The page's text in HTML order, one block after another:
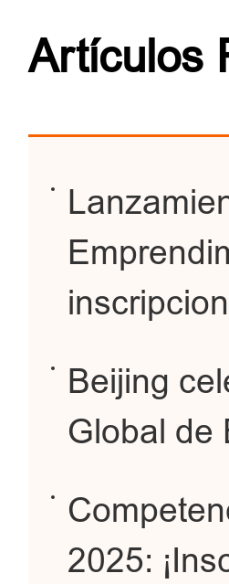
Artículos
Beijing
Global de
2025: